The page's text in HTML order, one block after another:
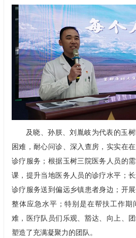
及晓、孙朕、刘胤岐为代表的玉
困难，耐心问诊、深入查房，实实在
诊疗服务；根据玉树三院医务人员的
课，提升当地医务人员的诊疗水平；
诊疗服务送到偏远乡镇患者身边；开
整体应急水平；特别是在帮扶工作期
难，医疗队员们乐观、豁达、向上、
塑造了充满凝聚力的团队。